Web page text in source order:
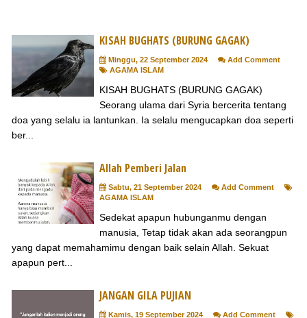
KISAH BUGHATS (BURUNG GAGAK)
Minggu, 22 September 2024
Add Comment
AGAMA ISLAM
KISAH BUGHATS (BURUNG GAGAK)
Seorang ulama dari Syria bercerita tentang
doa yang selalu ia lantunkan. Ia selalu mengucapkan doa seperti
ber...
Allah Pemberi Jalan
Sabtu, 21 September 2024
Add Comment
AGAMA ISLAM
Sedekat apapun hubunganmu dengan
manusia, Tetap tidak akan ada seorangpun
yang dapat memahamimu dengan baik selain Allah. Sekuat
apapun pert...
JANGAN GILA PUJIAN
Kamis, 19 September 2024 Add Comment